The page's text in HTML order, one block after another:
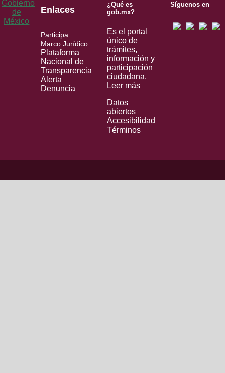
Enlaces
Participa
Marco Jurídico
Plataforma
Nacional de
Transparencia
Alerta
Denuncia
¿Qué es
gob.mx?
Es el portal
único de
trámites,
información y
participación
ciudadana.
Leer más
Datos
abiertos
Accesibilidad
Términos
Síguenos en